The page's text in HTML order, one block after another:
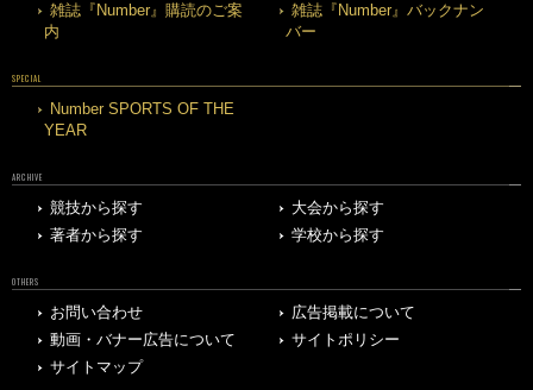
雑誌『Number』購読のご案
内
雑誌『Number』バックナン
バー
SPECIAL
Number SPORTS OF THE
YEAR
ARCHIVE
競技から探す
大会から探す
著者から探す
学校から探す
OTHERS
お問い合わせ
広告掲載について
動画・バナー広告について
サイトポリシー
サイトマップ